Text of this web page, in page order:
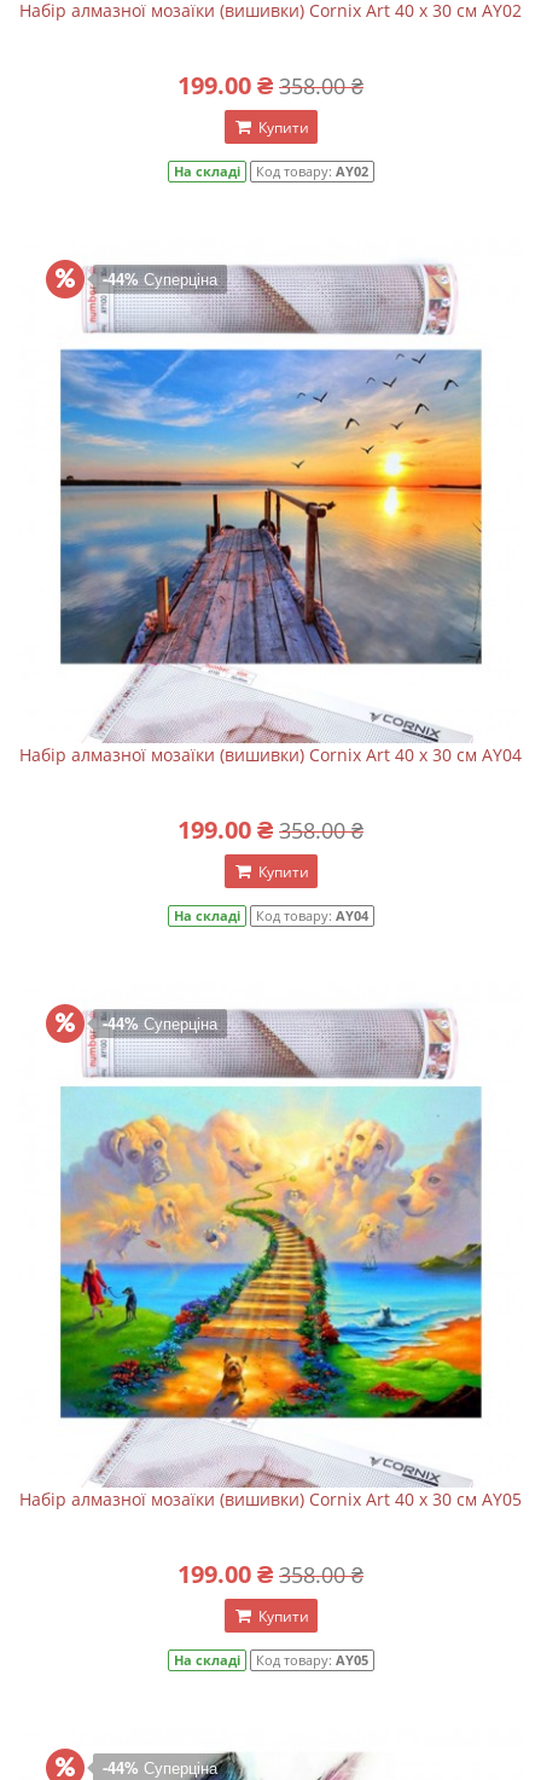
Набір алмазної мозаїки (вишивки) Cornix Art 40 x 30 см AY02
199.00 ₴ 358.00 ₴
Купити
На складі Код товару: AY02
-44% Суперціна
Набір алмазної мозаїки (вишивки) Cornix Art 40 x 30 см AY04
199.00 ₴ 358.00 ₴
Купити
На складі Код товару: AY04
-44% Суперціна
Набір алмазної мозаїки (вишивки) Cornix Art 40 x 30 см AY05
199.00 ₴ 358.00 ₴
Купити
На складі Код товару: AY05
-44% Суперціна